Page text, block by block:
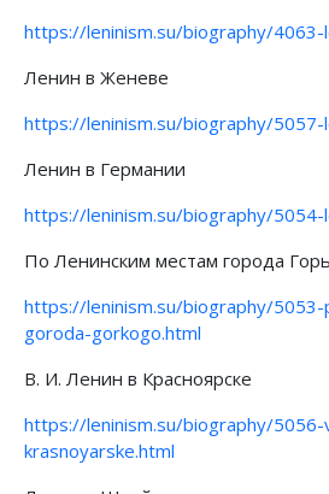
https://leninism.su/biography/4063-
Ленин в Женеве
https://leninism.su/biography/5057-
Ленин в Германии
https://leninism.su/biography/5054-
По Ленинским местам города
https://leninism.su/biography/
goroda-gorkogo.html
В. И. Ленин в Красноярске
https://leninism.su/biography/5056-
krasnoyarske.html